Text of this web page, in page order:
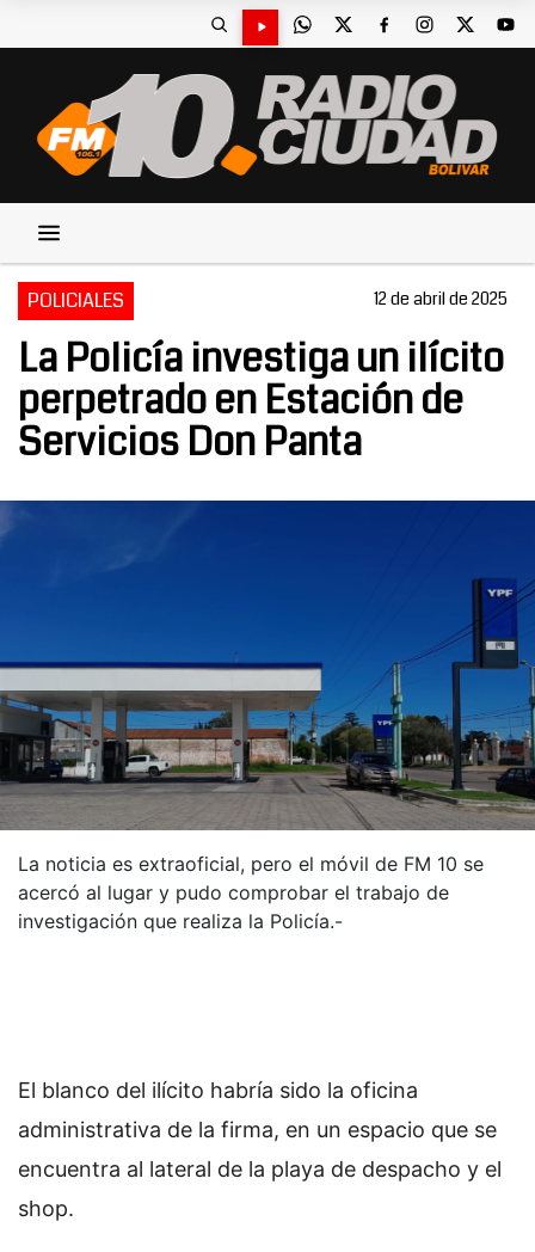
POLICIALES 12 de abril de 2025
La Policía investiga un ilícito
perpetrado en Estación de
Servicios Don Panta
La noticia es extraoficial, pero el móvil de FM 10 se
acercó al lugar y pudo comprobar el trabajo de
investigación que realiza la Policía.-
El blanco del ilícito habría sido la oficina
administrativa de la firma, en un espacio que se
encuentra al lateral de la playa de despacho y el
shop.